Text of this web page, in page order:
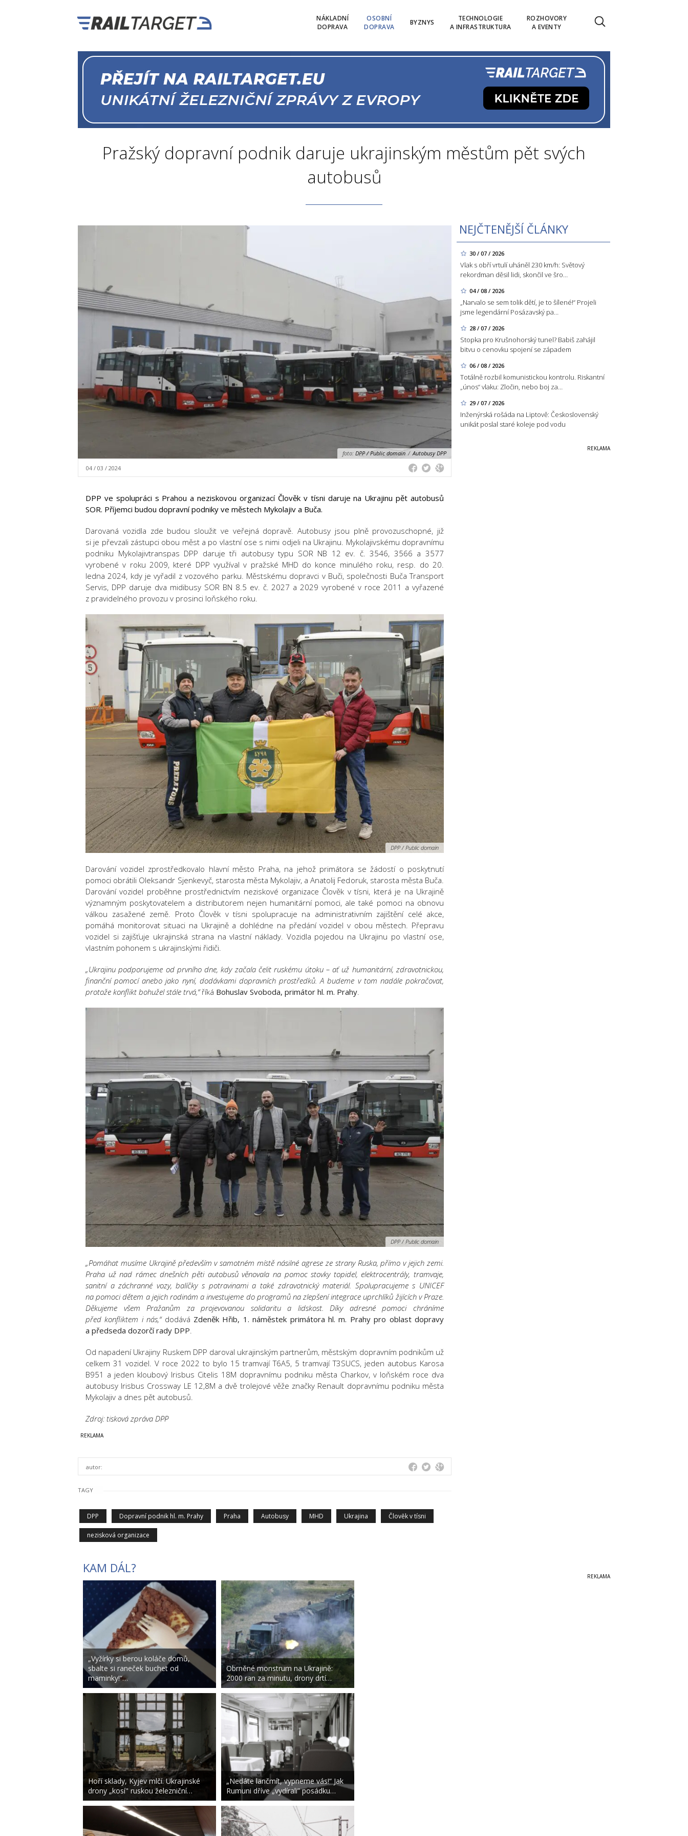
NÁKLADNÍ
DOPRAVA
OSOBNÍ
DOPRAVA
BYZNYS
TECHNOLOGIE
A INFRASTRUKTURA
ROZHOVORY
A EVENTY
Pražský dopravní podnik daruje ukrajinským městům pět svých
autobusů
NEJČTENĚJŠÍ ČLÁNKY
30 / 07 / 2026
Vlak s obří vrtulí uháněl 230 km/h: Světový
rekordman děsil lidi, skončil ve šro…
04 / 08 / 2026
„Narvalo se sem tolik dětí, je to šílené!“ Projeli
jsme legendární Posázavský pa…
28 / 07 / 2026
Stopka pro Krušnohorský tunel? Babiš zahájil
bitvu o cenovku spojení se západem
06 / 08 / 2026
Totálně rozbil komunistickou kontrolu. Riskantní
„únos“ vlaku: Zločin, nebo boj za…
29 / 07 / 2026
Inženýrská rošáda na Liptově: Československý
unikát poslal staré koleje pod vodu
foto: DPP / Public domain / Autobusy DPP
04 / 03 / 2024
DPP ve spolupráci s Prahou a neziskovou organizací Člověk v tísni daruje na Ukrajinu pět autobusů
SOR. Příjemci budou dopravní podniky ve městech Mykolajiv a Buča.
Darovaná vozidla zde budou sloužit ve veřejná dopravě. Autobusy jsou plně provozuschopné, již
si je převzali zástupci obou měst a po vlastní ose s nimi odjeli na Ukrajinu. Mykolajivskému dopravnímu
podniku Mykolajivtranspas DPP daruje tři autobusy typu SOR NB 12 ev. č. 3546, 3566 a 3577
vyrobené v roku 2009, které DPP využíval v pražské MHD do konce minulého roku, resp. do 20.
ledna 2024, kdy je vyřadil z vozového parku. Městskému dopravci v Buči, společnosti Buča Transport
Servis, DPP daruje dva midibusy SOR BN 8.5 ev. č. 2027 a 2029 vyrobené v roce 2011 a vyřazené
z pravidelného provozu v prosinci loňského roku.
DPP / Public domain
Darování vozidel zprostředkovalo hlavní město Praha, na jehož primátora se žádostí o poskytnutí
pomoci obrátili Oleksandr Sjenkevyč, starosta města Mykolajiv, a Anatolij Fedoruk, starosta města Buča.
Darování vozidel proběhne prostřednictvím neziskové organizace Člověk v tísni, která je na Ukrajině
významným poskytovatelem a distributorem nejen humanitární pomoci, ale také pomoci na obnovu
válkou zasažené země. Proto Člověk v tísni spolupracuje na administrativním zajištění celé akce,
pomáhá monitorovat situaci na Ukrajině a dohlédne na předání vozidel v obou městech. Přepravu
vozidel si zajišťuje ukrajinská strana na vlastní náklady. Vozidla pojedou na Ukrajinu po vlastní ose,
vlastním pohonem s ukrajinskými řidiči.
„Ukrajinu podporujeme od prvního dne, kdy začala čelit ruskému útoku – ať už humanitární, zdravotnickou,
finanční pomocí anebo jako nyní, dodávkami dopravních prostředků. A budeme v tom nadále pokračovat,
protože konflikt bohužel stále trvá,“říká Bohuslav Svoboda, primátor hl. m. Prahy.
DPP / Public domain
„Pomáhat musíme Ukrajině především v samotném místě násilné agrese ze strany Ruska, přímo v jejich zemi.
Praha už nad rámec dnešních pěti autobusů věnovala na pomoc stovky topidel, elektrocentrály, tramvaje,
sanitní a záchranné vozy, balíčky s potravinami a také zdravotnický materiál. Spolupracujeme s UNICEF
na pomoci dětem a jejich rodinám a investujeme do programů na zlepšení integrace uprchlíků žijících v Praze.
Děkujeme všem Pražanům za projevovanou solidaritu a lidskost. Díky adresné pomoci chráníme
před konfliktem i nás,“dodává Zdeněk Hřib, 1. náměstek primátora hl. m. Prahy pro oblast dopravy
a předseda dozorčí rady DPP
Od napadení Ukrajiny Ruskem DPP daroval ukrajinským partnerům, městským dopravním podnikům už
celkem 31 vozidel. V roce 2022 to bylo 15 tramvají T6A5, 5 tramvají T3SUCS, jeden autobus Karosa
B951 a jeden kloubový Irisbus Citelis 18M dopravnímu podniku města Charkov, v loňském roce dva
autobusy Irisbus Crossway LE 12,8M a dvě trolejové věže značky Renault dopravnímu podniku města
Mykolajiv a dnes pět autobusů.
Zdroj: tisková zpráva DPP
autor:
TAGY
DPP Dopravní podnik hl. m. Prahy Praha Autobusy MHD Ukrajina Člověk v tísni
nezisková organizace
KAM DÁL?
„Vyžírky si berou koláče domů,
sbalte si raneček buchet od
maminky!“…
Hoří sklady, Kyjev mlčí. Ukrajinské
drony „kosí" ruskou železniční…
Obrněné monstrum na Ukrajině:
2000 ran za minutu, drony drtí…
„Nedáte lančmít, vypneme vás!“ Jak
Rumuni dříve „vydírali” posádku…